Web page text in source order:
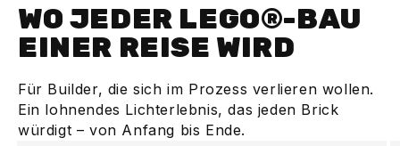
WO JEDER LEGO®-BAU
EINER REISE WIRD
Für Builder, die sich im Prozess verlieren wollen.
Ein lohnendes Lichterlebnis, das jeden Brick
würdigt – von Anfang bis Ende.